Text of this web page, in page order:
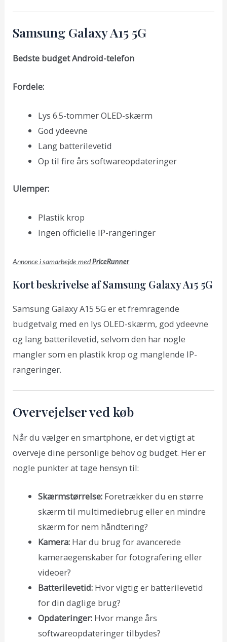
Samsung Galaxy A15 5G
Bedste budget Android-telefon
Fordele:
Lys 6.5-tommer OLED-skærm
God ydeevne
Lang batterilevetid
Op til fire års softwareopdateringer
Ulemper:
Plastik krop
Ingen officielle IP-rangeringer
Annonce i samarbejde medPriceRunner
Kort beskrivelse af Samsung Galaxy A15 5G
Samsung Galaxy A15 5G er et fremragende
budgetvalg med en lys OLED-skærm, god ydeevne
og lang batterilevetid, selvom den har nogle
mangler som en plastik krop og manglende IP-
rangeringer.
Overvejelser ved køb
Når du vælger en smartphone, er det vigtigt at
overveje dine personlige behov og budget. Her er
nogle punkter at tage hensyn til:
Skærmstørrelse:Foretrækker du en større
skærm til multimediebrug eller en mindre
skærm for nem håndtering?
Kamera:Har du brug for avancerede
kameraegenskaber for fotografering eller
videoer?
Batterilevetid:Hvor vigtig er batterilevetid
for din daglige brug?
Opdateringer:Hvor mange års
softwareopdateringer tilbydes?